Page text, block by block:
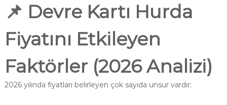
📌 Devre Kartı Hurda
Fiyatını Etkileyen
Faktörler (2026 Analizi)
2026 yılında fiyatları belirleyen çok sayıda unsur vardır: